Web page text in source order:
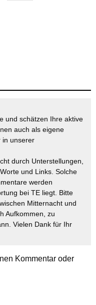
und schätzen Ihre aktive
auch als eigene
in unserer
durch Unterstellungen,
und Links. Solche
werden
bei TE liegt. Bitte
Mitternacht und
Aufkommen, zu
Vielen Dank für Ihr
Kommentar oder